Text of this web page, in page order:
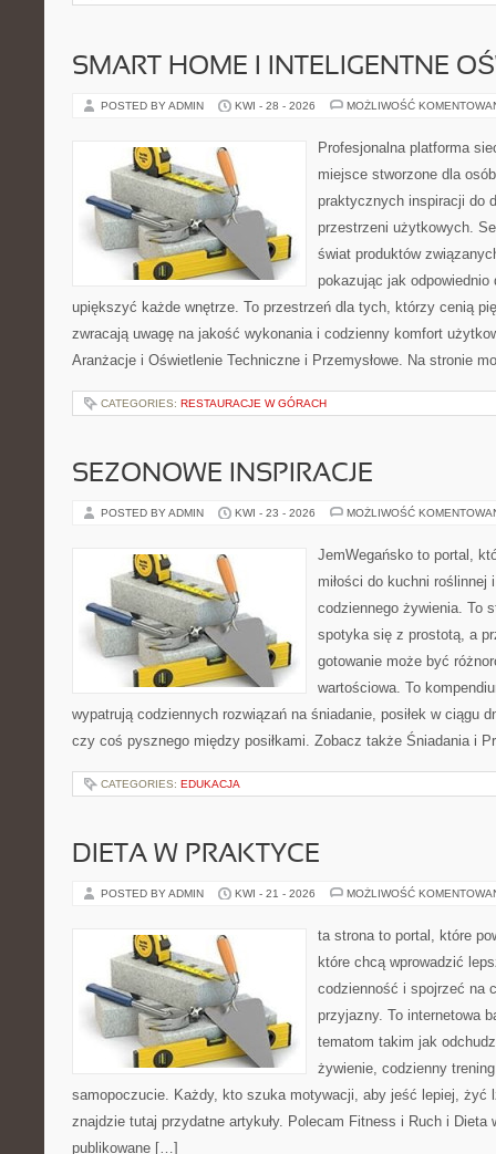
SMART HOME I INTELIGENTNE
POSTED BY ADMIN KWI - 28 - 2026 MOŻLIWOŚĆ
Profesjonalna platforma
miejsce stworzone dla
praktycznych inspiracji do
przestrzeni użytkowych.
świat produktów
pokazując jak odpowiednio
upiększyć każde wnętrze. To przestrzeń dla tych, którzy cenią
zwracają uwagę na jakość wykonania i codzienny komfort
Aranżacje i Oświetlenie Techniczne i Przemysłowe. Na stronie
CATEGORIES: RESTAURACJE W GÓRACH
SEZONOWE INSPIRACJE
POSTED BY ADMIN KWI - 23 - 2026 MOŻLIWOŚĆ
JemWegańsko to portal,
miłości do kuchni roślinnej
codziennego żywienia. To
spotyka się z prostotą, a
gotowanie może być
wartościowa. To
wypatrują codziennych rozwiązań na śniadanie, posiłek w ciągu
czy coś pysznego między posiłkami. Zobacz także Śniadania i
CATEGORIES: EDUKACJA
DIETA W PRAKTYCE
POSTED BY ADMIN KWI - 21 - 2026 MOŻLIWOŚĆ
ta strona to portal, które
które chcą wprowadzić
codzienność i spojrzeć na
przyjazny. To internetowa
tematom takim jak
żywienie, codzienny
samopoczucie. Każdy, kto szuka motywacji, aby jeść lepiej, żyć
znajdzie tutaj przydatne artykuły. Polecam Fitness i Ruch i Dieta
publikowane […]